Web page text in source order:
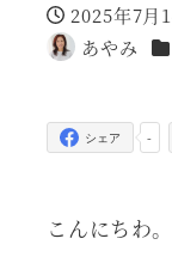
投稿日
2025年7月
著
あやみ
-
シェア
こんにちわ